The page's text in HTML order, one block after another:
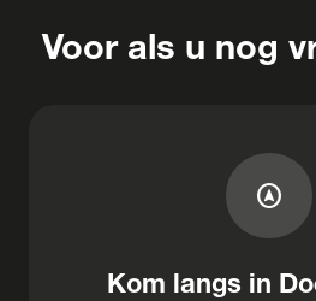
Voor als u nog
assistant_navigation
Kom langs in